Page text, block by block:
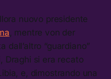
nuovo presidente
, mentre von der
dall’altro “guardiano”
Draghi si era recato
e, dimostrando una